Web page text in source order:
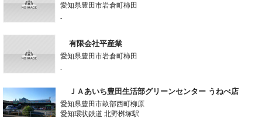
愛知県豊田市岩倉町柿田
-
有限会社平産業
愛知県豊田市岩倉町柿田
-
ＪＡあいち豊田生活部グリーンセンター うねべ店
愛知県豊田市畝部西町柳原
愛知環状鉄道 北野桝塚駅